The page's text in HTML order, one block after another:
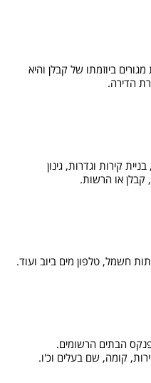
ביוזמתו של קבלן והיא
הדירה.
קירות וגדרות, גינון
או הרשות.
חשמל, טלפון מים ביוב ועוד.
הבתים הרשומים.
קומה, שם בעלים וכ'ו.